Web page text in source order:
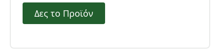
Δες το Προϊόν